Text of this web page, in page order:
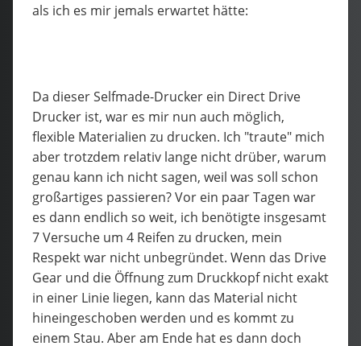
als ich es mir jemals erwartet hätte:
Da dieser Selfmade-Drucker ein Direct Drive
Drucker ist, war es mir nun auch möglich,
flexible Materialien zu drucken. Ich "traute" mich
aber trotzdem relativ lange nicht drüber, warum
genau kann ich nicht sagen, weil was soll schon
großartiges passieren? Vor ein paar Tagen war
es dann endlich so weit, ich benötigte insgesamt
7 Versuche um 4 Reifen zu drucken, mein
Respekt war nicht unbegründet. Wenn das Drive
Gear und die Öffnung zum Druckkopf nicht exakt
in einer Linie liegen, kann das Material nicht
hineingeschoben werden und es kommt zu
einem Stau. Aber am Ende hat es dann doch